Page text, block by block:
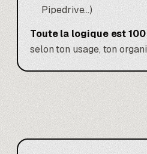
Pipedrive…)
Toute la logique est
selon ton usage, ton